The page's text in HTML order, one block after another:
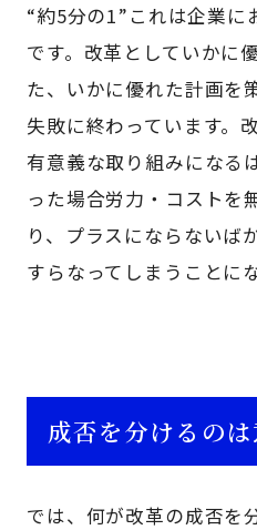
“約5分の1”これは企業に
です。改革としていかに
た、いかに優れた計画を
失敗に終わっています。
有意義な取り組みになる
った場合労力・コストを
り、プラスにならないば
すらなってしまうことに
成否を分けるの
では、何が改革の成否を